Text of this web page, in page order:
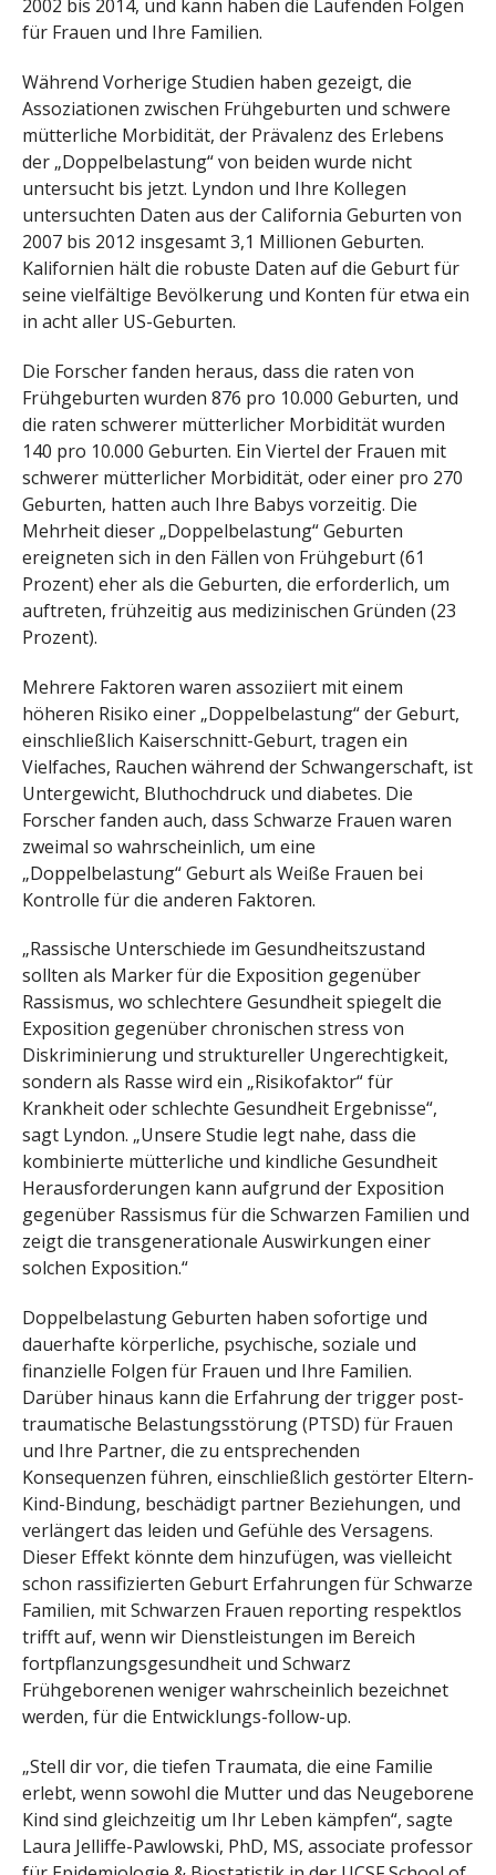
2002 bis 2014, und kann haben die Laufenden Folgen
für Frauen und Ihre Familien.
Während Vorherige Studien haben gezeigt, die
Assoziationen zwischen Frühgeburten und schwere
mütterliche Morbidität, der Prävalenz des Erlebens
der „Doppelbelastung“ von beiden wurde nicht
untersucht bis jetzt. Lyndon und Ihre Kollegen
untersuchten Daten aus der California Geburten von
2007 bis 2012 insgesamt 3,1 Millionen Geburten.
Kalifornien hält die robuste Daten auf die Geburt für
seine vielfältige Bevölkerung und Konten für etwa ein
in acht aller US-Geburten.
Die Forscher fanden heraus, dass die raten von
Frühgeburten wurden 876 pro 10.000 Geburten, und
die raten schwerer mütterlicher Morbidität wurden
140 pro 10.000 Geburten. Ein Viertel der Frauen mit
schwerer mütterlicher Morbidität, oder einer pro 270
Geburten, hatten auch Ihre Babys vorzeitig. Die
Mehrheit dieser „Doppelbelastung“ Geburten
ereigneten sich in den Fällen von Frühgeburt (61
Prozent) eher als die Geburten, die erforderlich, um
auftreten, frühzeitig aus medizinischen Gründen (23
Prozent).
Mehrere Faktoren waren assoziiert mit einem
höheren Risiko einer „Doppelbelastung“ der Geburt,
einschließlich Kaiserschnitt-Geburt, tragen ein
Vielfaches, Rauchen während der Schwangerschaft, ist
Untergewicht, Bluthochdruck und diabetes. Die
Forscher fanden auch, dass Schwarze Frauen waren
zweimal so wahrscheinlich, um eine
„Doppelbelastung“ Geburt als Weiße Frauen bei
Kontrolle für die anderen Faktoren.
„Rassische Unterschiede im Gesundheitszustand
sollten als Marker für die Exposition gegenüber
Rassismus, wo schlechtere Gesundheit spiegelt die
Exposition gegenüber chronischen stress von
Diskriminierung und struktureller Ungerechtigkeit,
sondern als Rasse wird ein „Risikofaktor“ für
Krankheit oder schlechte Gesundheit Ergebnisse“,
sagt Lyndon. „Unsere Studie legt nahe, dass die
kombinierte mütterliche und kindliche Gesundheit
Herausforderungen kann aufgrund der Exposition
gegenüber Rassismus für die Schwarzen Familien und
zeigt die transgenerationale Auswirkungen einer
solchen Exposition.“
Doppelbelastung Geburten haben sofortige und
dauerhafte körperliche, psychische, soziale und
finanzielle Folgen für Frauen und Ihre Familien.
Darüber hinaus kann die Erfahrung der trigger post-
traumatische Belastungsstörung (PTSD) für Frauen
und Ihre Partner, die zu entsprechenden
Konsequenzen führen, einschließlich gestörter Eltern-
Kind-Bindung, beschädigt partner Beziehungen, und
verlängert das leiden und Gefühle des Versagens.
Dieser Effekt könnte dem hinzufügen, was vielleicht
schon rassifizierten Geburt Erfahrungen für Schwarze
Familien, mit Schwarzen Frauen reporting respektlos
trifft auf, wenn wir Dienstleistungen im Bereich
fortpflanzungsgesundheit und Schwarz
Frühgeborenen weniger wahrscheinlich bezeichnet
werden, für die Entwicklungs-follow-up.
„Stell dir vor, die tiefen Traumata, die eine Familie
erlebt, wenn sowohl die Mutter und das Neugeborene
Kind sind gleichzeitig um Ihr Leben kämpfen“, sagte
Laura Jelliffe-Pawlowski, PhD, MS, associate professor